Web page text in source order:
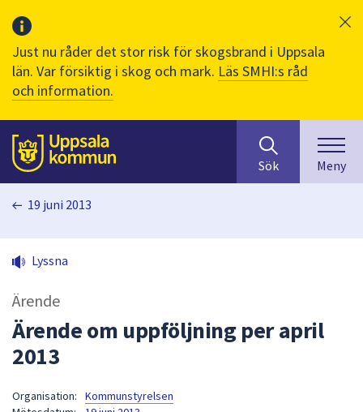
Just nu råder det stor risk för skogsbrand i Uppsala
län. Var försiktig i skog och mark. Läs SMHI:s råd
och information.
Till sidans
huvudinnehåll
efter
innehåll
på
sökfältet
kommer
Sök Meny
19 juni 2013
Lyssna
Ärende
Ärende om uppföljning per april
2013
Organisation:
Kommunstyrelsen